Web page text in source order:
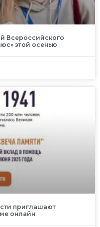
Всероссийского
этой осенью
приглашают
онлайн